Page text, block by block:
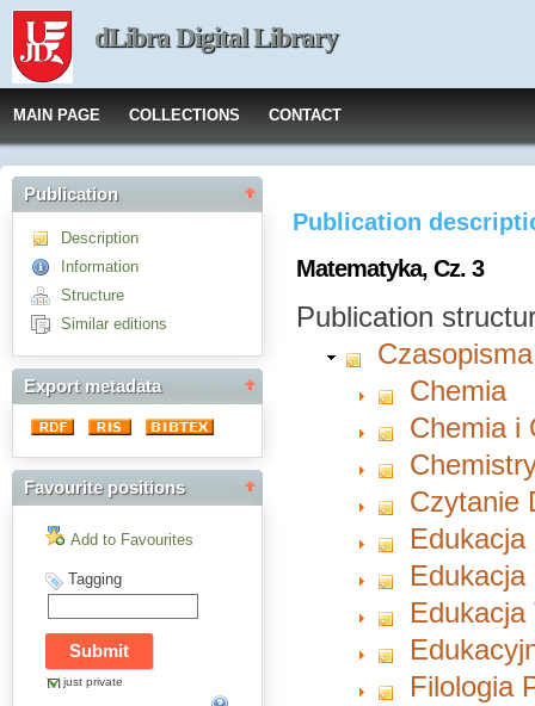
dLibra Digital Library
MAIN PAGE COLLECTIONS CONTACT
Publication
Description
Information
Structure
Similar editions
Export metadata
Favourite positions
Add to Favourites
Tagging
just private
Publication
Matematyka, Cz. 3
Publication
Chemia
Chemia i
Czytanie
Filologia